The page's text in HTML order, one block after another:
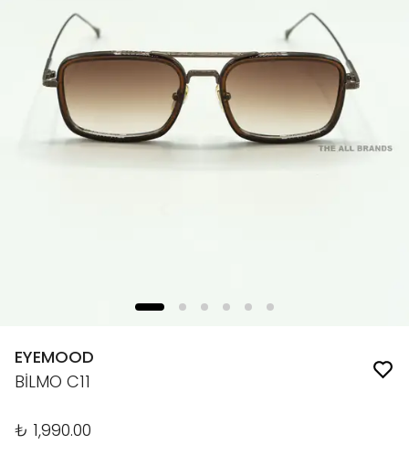
EYEMOOD
BİLMO C11
₺ 1,990.00